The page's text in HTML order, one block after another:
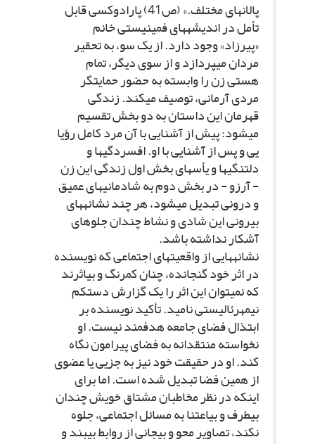
پالان‏هاى مختلف.» (ص‏41) پارادوکسى قابل
تأمل در اندیشه‏هاى فمینیستى خانم
«پیرزاد» وجود دارد. از یک سو، به تحقیر
مردان مى‏پردازد و از سوى دیگر، تمام
هستى زن را وابسته به حضور حمایت‏گر
مردى آرمانى، توصیف مى‏کند. زندگى
قهرمان این داستان به دو بخش تقسیم
مى‏شود: پیش از آشنایى با آن مرد کامل رؤیا
یى و پس از آشنایى با او. افسردگى‏ها و
دلتنگى‏ها و یأس‏هاى بخش اول زندگى این زن
- آرزو - در بخش دوم به شادمانى‏هاى عمیق
و درونى تبدیل مى‏شود، هر چند نشانه‏هاى
بیرونى این شادى و نشاط چندان جلوه‏اى
آشکار نداشته باشد.
نشانه‏هایى از واقعیت‏هاى اجتماعى که نویسنده
در اثر خود گنجانده، چنان کمرنگ و بى‏اثرند
که نمى‏توان این اثر را یک گزارش دست‏کم
نیمه‏رئالیستى نامید. تأکید نویسنده بر
ابتذال فضاى جامعه هدفمند نیست. او
نخواسته منتقدانه به فضاى پیرامون نگاه
کند. او در حقیقت خود نیز به جزیى یا عضوى
از همین فضا تبدیل شده است. اما براى
اینکه در نظر مخاطبان مشتاق خویش چندان
بى‏طرف و بى‏اعتنا به مسائل اجتماعى، جلوه
نکند، تصاویر محو و بى‏جانى از روابط بى‏بند و